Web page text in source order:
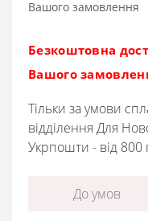
Безкоштовна
Вашого
Тільки за умови
відділення Для
Укрпошти - від 800
До умов